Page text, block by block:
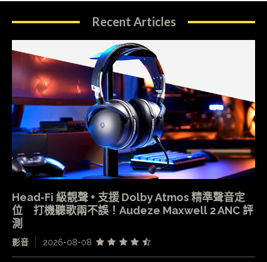
Recent Articles
Head-Fi 級靚聲 + 支援 Dolby Atmos 精準聲音定
位 打機聽歌兩不誤！Audeze Maxwell 2 ANC 評
測
影音 2026-08-08